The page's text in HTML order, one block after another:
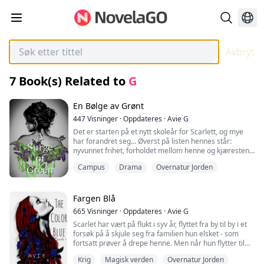
Avbryt
7 Book(s) Related to G
En Bølge av Grønt
447Visninger ·Oppdateres ·Avie G
Det er starten på et nytt skoleår for Scarlett, og mye
har forandret seg... Øverst på listen hennes står:
nyvunnet frihet, forholdet mellom henne og kjæresten,
dette stoppe henne fra å finne ut hva hun skal gjøre
kongelige Koven. Eller den åpne invitasjonen til å vende
tilbake til Reinier-flokken fra fetteren hennes, Paris. Og
definitivt ikke den stadig tilstedeværende skyggen hun
nå føler i bakhodet som ser ut til å ta over når hun
svimer av...
Campus Drama Overnatur Jorden
Fargen Blå
665Visninger ·Oppdateres ·Avie G
Scarlet har vært på flukt i syv år, flyttet fra by til by i et
forsøk på å skjule seg fra familien hun elsket - som
fortsatt prøver å drepe henne. Men når hun flytter til
morens regel nummer én, ikke få venner, blir satt på
Krig Magisk verden Overnatur Jorden